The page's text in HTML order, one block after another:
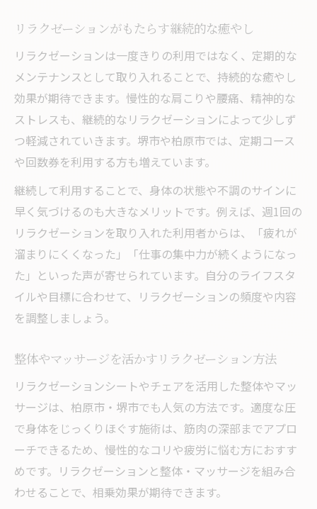
ョン
岩盤浴やリクライニングで深まる休息
リラクゼーションと岩盤浴の相性を徹底解
説
リクライニングチェアで極上のリラクゼー
ション
岩盤浴が叶える深いリラクゼーション体験
リラクゼーションで休息の質を高める方法
岩盤浴施設のリラクゼーション活用ポイン
ト
忙しい日常へのご褒美リラクゼーション
忙しい方に最適なリラクゼーションの選び
方
ン術
仕事終わりに最適なリラクゼーション習慣
心と体を癒すリラクゼーションの新常識
リラクゼーションがもたらす継続的な癒やし
リラクゼーションは一度きりの利用ではなく、定期的な
メンテナンスとして取り入れることで、持続的な癒やし
効果が期待できます。慢性的な肩こりや腰痛、精神的な
ストレスも、継続的なリラクゼーションによって少しず
つ軽減されていきます。堺市や柏原市では、定期コース
や回数券を利用する方も増えています。
継続して利用することで、身体の状態や不調のサインに
早く気づけるのも大きなメリットです。例えば、週1回の
リラクゼーションを取り入れた利用者からは、「疲れが
溜まりにくくなった」「仕事の集中力が続くようになっ
た」といった声が寄せられています。自分のライフスタ
イルや目標に合わせて、リラクゼーションの頻度や内容
を調整しましょう。
整体やマッサージを活かすリラクゼーション方法
リラクゼーションシートやチェアを活用した整体やマッ
サージは、柏原市・堺市でも人気の方法です。適度な圧
で身体をじっくりほぐす施術は、筋肉の深部までアプロ
ーチできるため、慢性的なコリや疲労に悩む方におすす
めです。リラクゼーションと整体・マッサージを組み合
わせることで、相乗効果が期待できます。